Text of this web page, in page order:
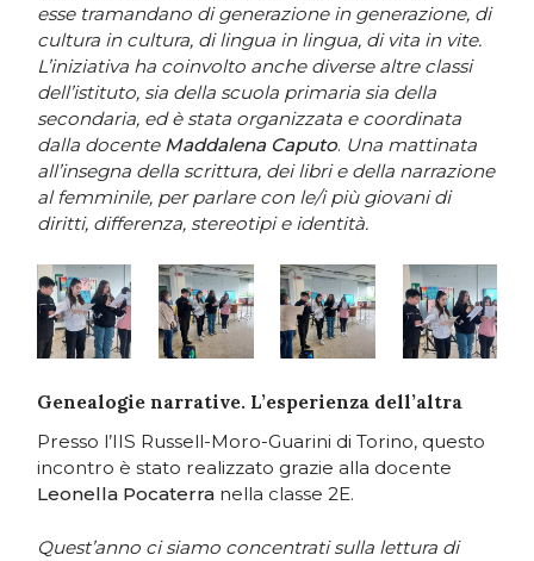
esse tramandano di generazione in generazione, di
cultura in cultura, di lingua in lingua, di vita in vite.
L’iniziativa ha coinvolto anche diverse altre classi
dell’istituto, sia della scuola primaria sia della
secondaria, ed è stata organizzata e coordinata
dalla docente Maddalena Caputo. Una mattinata
all’insegna della scrittura, dei libri e della narrazione
al femminile, per parlare con le/i più giovani di
diritti, differenza, stereotipi e identità.
Genealogie narrative. L’esperienza dell’altra
Presso l’IIS Russell-Moro-Guarini di Torino, questo
incontro è stato realizzato grazie alla docente
Leonella Pocaterra nella classe 2E.
Quest’anno ci siamo concentrati sulla lettura di